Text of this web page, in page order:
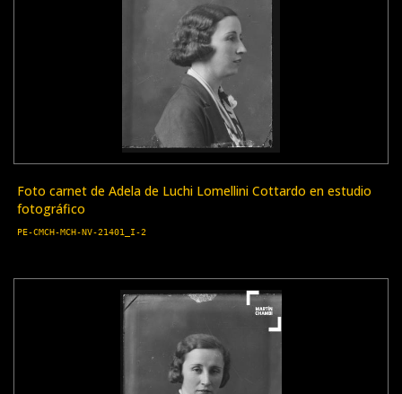
Foto carnet de Adela de Luchi Lomellini Cottardo en estudio
fotográfico
PE-CMCH-MCH-NV-21401_I-2